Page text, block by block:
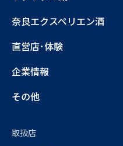
奈良エクスペリエン酒
直営店･体験
企業情報
その他
取扱店